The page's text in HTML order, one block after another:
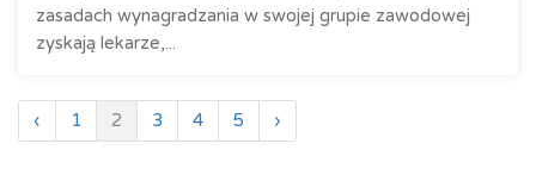
zasadach wynagradzania w swojej grupie zawodowej
zyskają lekarze,...
‹ 1 2 3 4 5 ›